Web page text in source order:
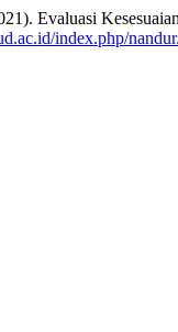
Evaluasi
index.php/